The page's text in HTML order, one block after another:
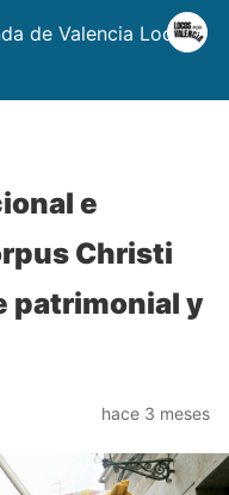
de Valencia Locos
e
Christi
patrimonial y
hace 3 meses